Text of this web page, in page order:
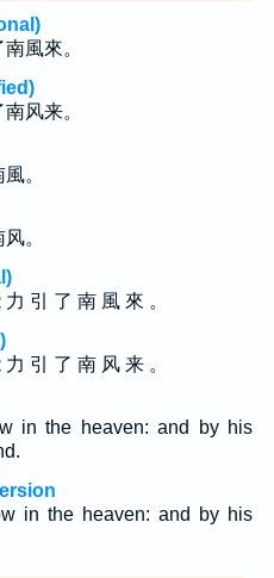
風來。
风来。
。
。
引 了 南 風 來 。
引 了 南 风 来 。
in the heaven: and by his
in the heaven: and by his